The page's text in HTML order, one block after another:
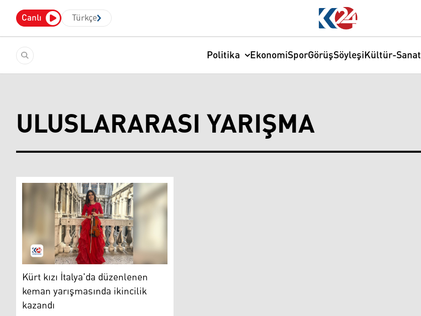
Canlı Türkçe
Politika EkonomiSporGörüşSöyleşiKültür-Sanat
ULUSLARARASI YARIŞMA
Kürt kızı İtalya'da düzenlenen keman yarışmasında ikincilik kazandı
Kürt kızı İtalya'da düzenlenen
keman yarışmasında ikincilik
kazandı